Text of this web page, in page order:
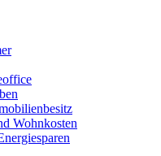
Wohnkosten